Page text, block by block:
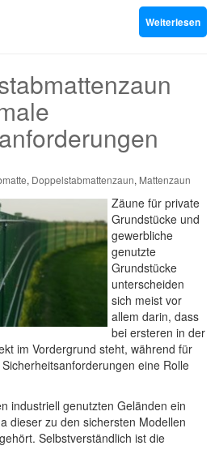
Weiterlesen
, Doppelstabmattenzaun, Mattenzaun
Zäune für private
Grundstücke und
gewerbliche
genutzte
Grundstücke
unterscheiden
sich meist vor
allem darin, dass
bei ersteren in der
im Vordergrund steht, während für
eine Rolle
industriell genutzten Geländen ein
dieser zu den sichersten Modellen
Selbstverständlich ist die